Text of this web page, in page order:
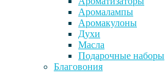
Аромалампы
Аромакулоны
Духи
Масла
Подарочные наборы
Благовония